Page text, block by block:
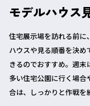
モデルハウス
住宅展示場を訪れる前
ハウスや見る順番を決め
きるのでおすすめ。週
多い住宅公園に行く場
合は、しっかりと作戦を